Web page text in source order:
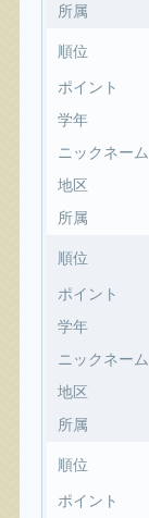
所属
順位
ポイント
学年
ニックネーム
地区
所属
順位
ポイント
学年
ニックネーム
地区
所属
順位
ポイント